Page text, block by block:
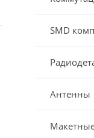
SMD
Антенны